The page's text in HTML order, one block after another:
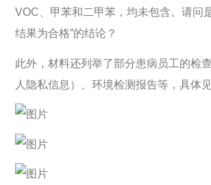
VOC、甲苯和二甲苯，均未包含。请问
结果为合格”的结论？
此外，材料还列举了部分患病员工的检
人隐私信息）、环境检测报告等，具体见